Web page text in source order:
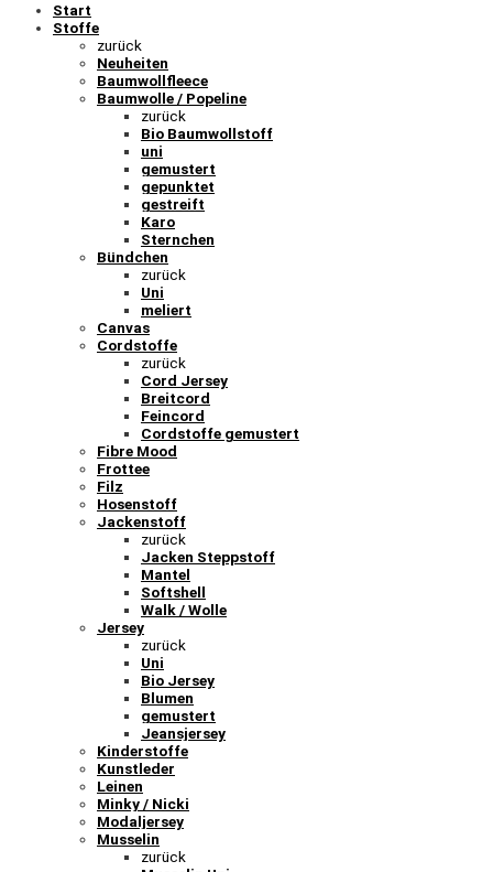
Start
Stoffe
zurück
Neuheiten
Baumwollfleece
Baumwolle / Popeline
zurück
Bio Baumwollstoff
uni
gemustert
gepunktet
gestreift
Karo
Sternchen
Bündchen
zurück
Uni
meliert
Canvas
Cordstoffe
zurück
Cord Jersey
Breitcord
Feincord
Cordstoffe gemustert
Fibre Mood
Frottee
Filz
Hosenstoff
Jackenstoff
zurück
Jacken Steppstoff
Mantel
Softshell
Walk / Wolle
Jersey
zurück
Uni
Bio Jersey
Blumen
gemustert
Jeansjersey
Kinderstoffe
Kunstleder
Leinen
Minky / Nicki
Modaljersey
Musselin
zurück